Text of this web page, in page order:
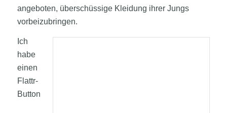
angeboten, überschüssige Kleidung ihrer Jungs
vorbeizubringen.
Ich
habe
einen
Flattr-
Button